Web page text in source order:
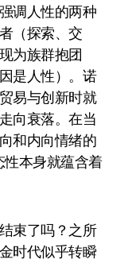
调人性的两种
（探索、交
为族群抱团
是人性）。诺
易与创新时就
向衰落。在当
和内向情绪的
性本身就蕴含着
束了吗？之所
时代似乎转瞬